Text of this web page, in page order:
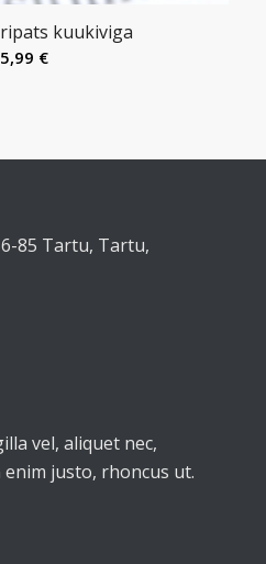
kuukiviga
€
85 Tartu, Tartu,
vel, aliquet nec,
justo, rhoncus ut.